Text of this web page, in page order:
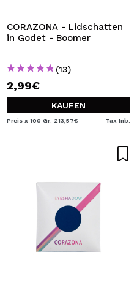
CORAZONA - Lidschatten
in Godet - Boomer
(13)
2,99€
KAUFEN
Preis x 100 Gr: 213,57€ Tax Inb.